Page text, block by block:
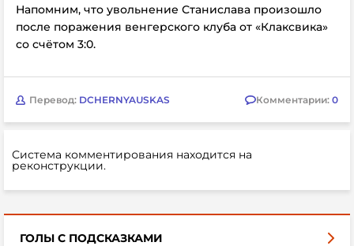
Напомним, что увольнение Станислава произошло
после поражения венгерского клуба от «Клаксвика»
со счётом 3:0.
Перевод: DCHERNYAUSKAS Комментарии: 0
Система комментирования находится на
реконструкции.
ГОЛЫ С ПОДСКАЗКАМИ